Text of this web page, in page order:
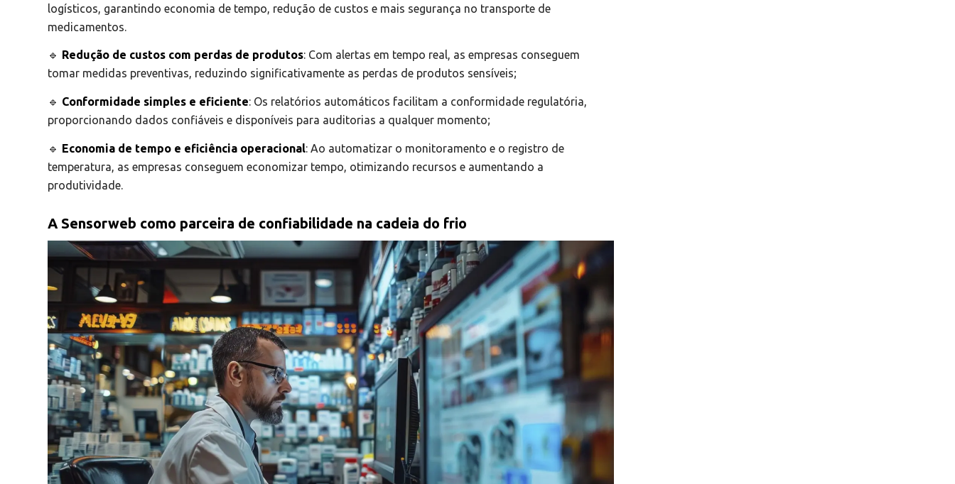
logísticos, garantindo economia de tempo, redução de custos e mais segurança no transporte de
medicamentos.
🔹 Redução de custos com perdas de produtos: Com alertas em tempo real, as empresas conseguem
tomar medidas preventivas, reduzindo significativamente as perdas de produtos sensíveis;
🔹 Conformidade simples e eficiente: Os relatórios automáticos facilitam a conformidade regulatória,
proporcionando dados confiáveis e disponíveis para auditorias a qualquer momento;
🔹 Economia de tempo e eficiência operacional: Ao automatizar o monitoramento e o registro de
temperatura, as empresas conseguem economizar tempo, otimizando recursos e aumentando a
produtividade.
A Sensorweb como parceira de confiabilidade na cadeia do frio